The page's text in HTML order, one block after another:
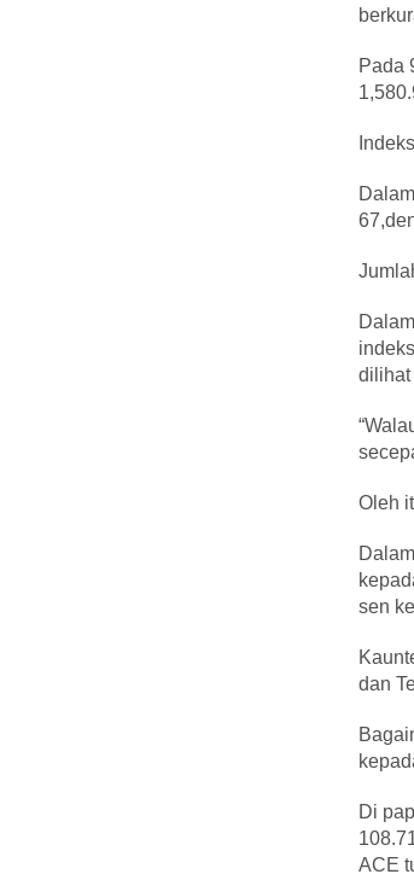
Pada
dilihat
Oleh
sen
dan
Di
ACE